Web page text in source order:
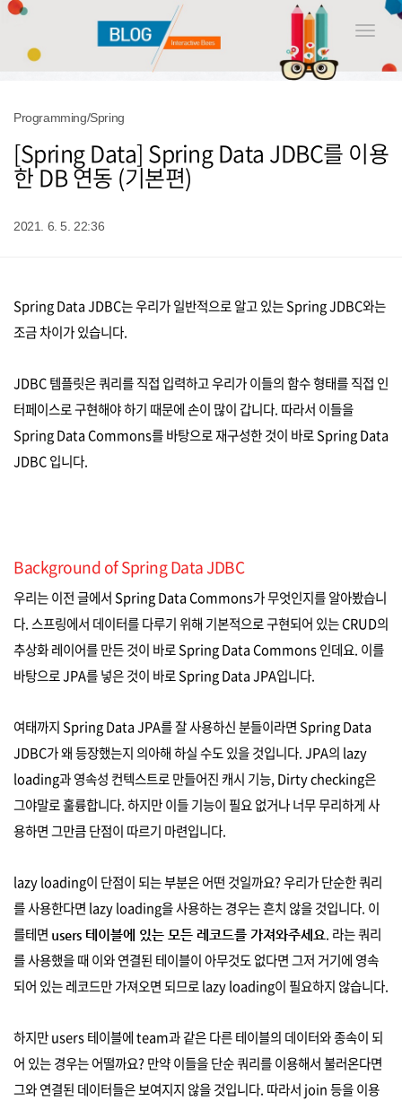
Toggle
Programming/Spring
[Spring Data] Spring Data JDBC를 이용
한 DB 연동 (기본편)
2021. 6. 5. 22:36
Spring Data JDBC는 우리가 일반적으로 알고 있는 Spring JDBC와는
조금 차이가 있습니다.
JDBC 템플릿은 쿼리를 직접 입력하고 우리가 이들의 함수 형태를 직접 인
터페이스로 구현해야 하기 때문에 손이 많이 갑니다. 따라서 이들을
Spring Data Commons를 바탕으로 재구성한 것이 바로 Spring Data
JDBC 입니다.
Background of Spring Data JDBC
우리는 이전 글에서 Spring Data Commons가 무엇인지를 알아봤습니
다. 스프링에서 데이터를 다루기 위해 기본적으로 구현되어 있는 CRUD의
추상화 레이어를 만든 것이 바로 Spring Data Commons 인데요. 이를
바탕으로 JPA를 넣은 것이 바로 Spring Data JPA입니다.
여태까지 Spring Data JPA를 잘 사용하신 분들이라면 Spring Data
JDBC가 왜 등장했는지 의아해 하실 수도 있을 것입니다. JPA의 lazy
loading과 영속성 컨텍스트로 만들어진 캐시 기능, Dirty checking은
그야말로 훌륭합니다. 하지만 이들 기능이 필요 없거나 너무 무리하게 사
용하면 그만큼 단점이 따르기 마련입니다.
lazy loading이 단점이 되는 부분은 어떤 것일까요? 우리가 단순한 쿼리
를 사용한다면 lazy loading을 사용하는 경우는 흔치 않을 것입니다. 이
를테면 users 테이블에 있는 모든 레코드를 가져와주세요. 라는 쿼리
를 사용했을 때 이와 연결된 테이블이 아무것도 없다면 그저 거기에 영속
되어 있는 레코드만 가져오면 되므로 lazy loading이 필요하지 않습니다.
하지만 users 테이블에 team과 같은 다른 테이블의 데이터와 종속이 되
어 있는 경우는 어떨까요? 만약 이들을 단순 쿼리를 이용해서 불러온다면
그와 연결된 데이터들은 보여지지 않을 것입니다. 따라서 join 등을 이용